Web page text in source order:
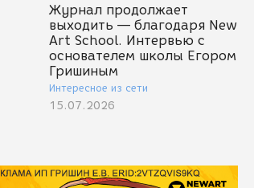
Журнал продолжает
выходить — благодаря New
Art School. Интервью с
основателем школы Егором
Гришиным
Интересное из сети
15.07.2026